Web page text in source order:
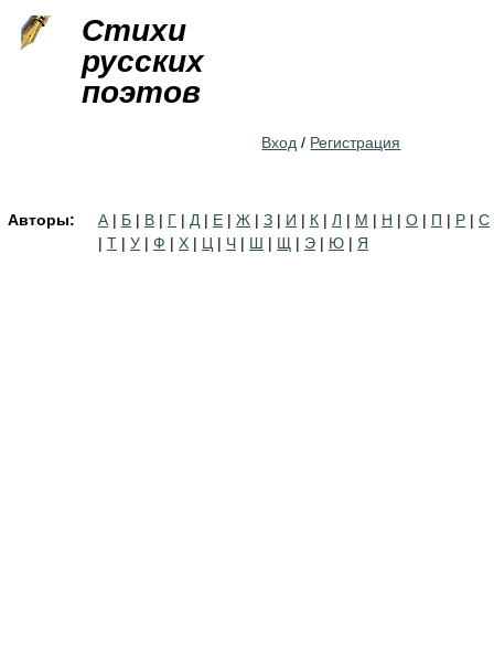
Стихи
русских
поэтов
Вход / Регистрация
Авторы: А | Б | В | Г | Д | Е | Ж | З | И | К | Л | М | Н | О | П | Р | С
| Т | У | Ф | Х | Ц | Ч | Ш | Щ | Э | Ю | Я